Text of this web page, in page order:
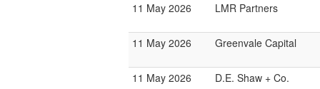
11 May 2026 LMR Partners
11 May 2026 Greenvale Capital
11 May 2026 D.E. Shaw + Co.